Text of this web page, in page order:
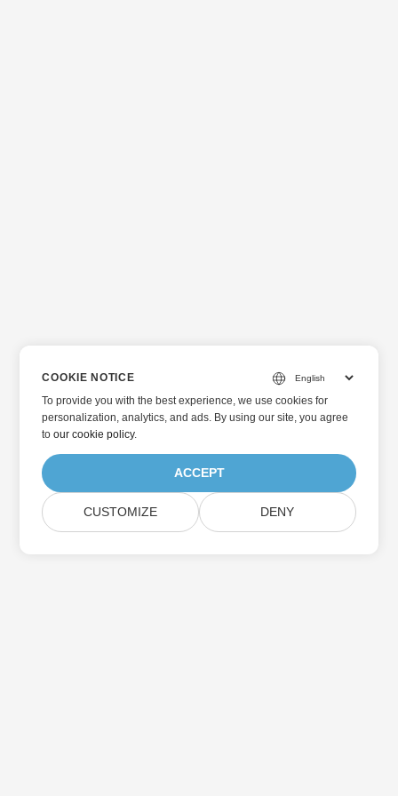
COOKIE NOTICE
To provide you with the best experience, we use cookies for
personalization, analytics, and ads. By using our site, you agree
toour cookie policy.
ACCEPT
CUSTOMIZE DENY